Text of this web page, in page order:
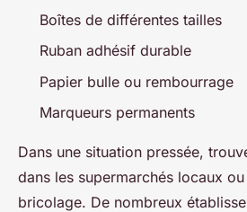
Boîtes de différentes tailles
Ruban adhésif durable
Papier bulle ou rembourrage
Marqueurs permanents
Dans une situation pressée,
dans les supermarchés locaux
bricolage. De nombreux